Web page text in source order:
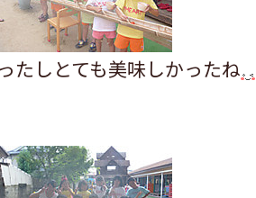
たしとても美味しかったね